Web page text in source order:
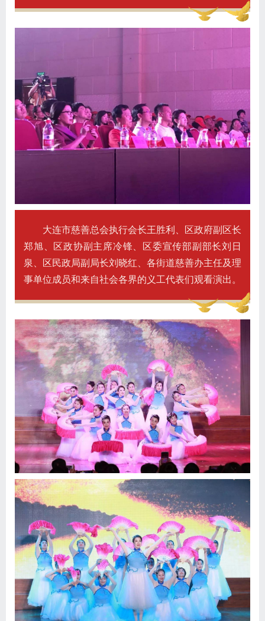
大连市慈善总会执行会长王胜利、区政府副区长
郑旭、区政协副主席冷锋、区委宣传部副部长刘日
泉、区民政局副局长刘晓红、各街道慈善办主任及理
事单位成员和来自社会各界的义工代表们观看演出。